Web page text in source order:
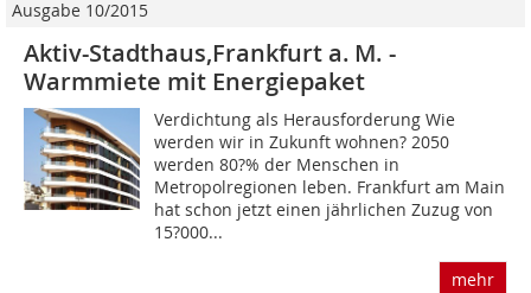
Ausgabe 10/2015
Aktiv-Stadthaus,Frankfurt a. M. -
Warmmiete mit Energiepaket
Verdichtung als Herausforderung Wie
werden wir in Zukunft wohnen? 2050
werden 80?% der Menschen in
Metropolregionen leben. Frankfurt am Main
hat schon jetzt einen jährlichen Zuzug von
15?000...
mehr